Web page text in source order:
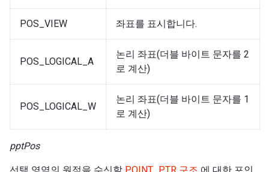
POS_VIEW 좌표를 표시합니다.
POS_LOGICAL_A
논리 좌표(더블 바이트 문자를 2
로 계산)
POS_LOGICAL_W
논리 좌표(더블 바이트 문자를 1
로 계산)
pptPos